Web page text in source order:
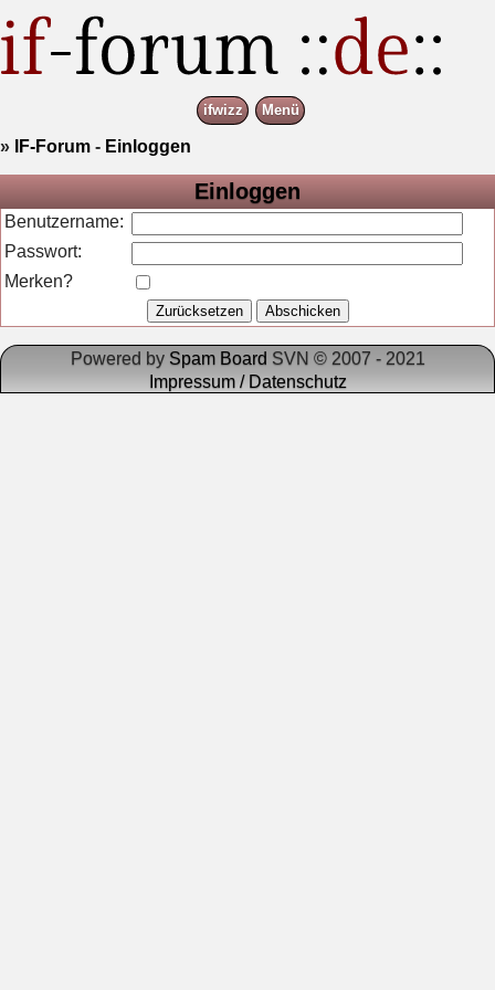
ifwizz Menü
» IF-Forum - Einloggen
Einloggen
Benutzername:
Passwort:
Merken?
Powered by Spam Board SVN © 2007 - 2021
Impressum / Datenschutz